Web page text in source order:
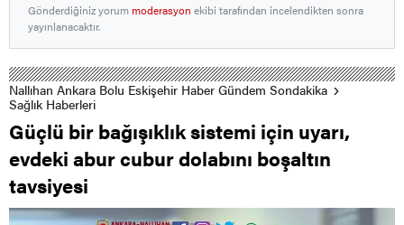
Gönderdiğiniz yorummoderasyon ekibi tarafından incelendikten sonra
yayınlanacaktır.
Nallıhan Ankara Bolu Eskişehir Haber Gündem Sondakika
Sağlık Haberleri
Güçlü bir bağışıklık sistemi için uyarı,
evdeki abur cubur dolabını boşaltın
tavsiyesi